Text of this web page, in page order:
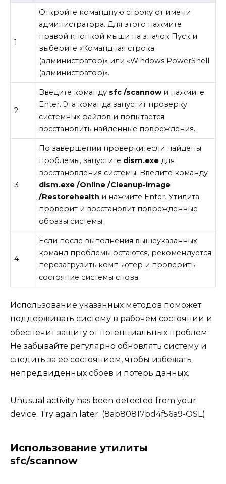
1
Откройте командную строку от имени
администратора. Для этого нажмите
правой кнопкой мыши на значок Пуск и
выберите «Командная строка
(администратор)» или «Windows PowerShell
(администратор)».
2
Введите команду sfc /scannowи нажмите
Enter. Эта команда запустит проверку
системных файлов и попытается
восстановить найденные повреждения.
3
По завершении проверки, если найдены
проблемы, запустите dism.exe для
восстановления системы. Введите команду
dism.exe /Online /Cleanup-image
/Restorehealth и нажмите Enter. Утилита
проверит и восстановит поврежденные
образы системы.
4
Если после выполнения вышеуказанных
команд проблемы остаются, рекомендуется
перезагрузить компьютер и проверить
состояние системы снова.
Использование указанных методов поможет
поддерживать систему в рабочем состоянии и
обеспечит защиту от потенциальных проблем.
Не забывайте регулярно обновлять систему и
следить за ее состоянием, чтобы избежать
непредвиденных сбоев и потерь данных.
Unusual activity has been detected from your
device. Try again later. (8ab80817bd4f56a9-OSL)
Использование утилиты
sfc/scannow